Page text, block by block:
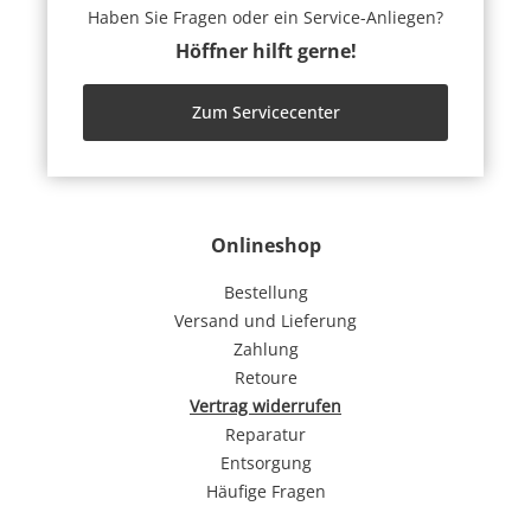
Onlineshop
Bestellung
Versand und Lieferung
Zahlung
Retoure
Vertrag widerrufen
Reparatur
Entsorgung
Häufige Fragen
Haben Sie Fragen oder ein Service-Anliegen?
Höffner hilft gerne!
Zum Servicecenter